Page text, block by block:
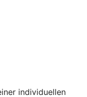
individuellen